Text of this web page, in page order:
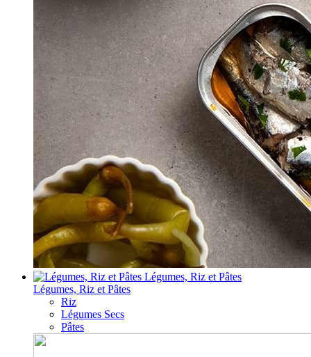
Légumes, Riz et Pâtes
Légumes, Riz et Pâtes
Riz
Légumes Secs
Pâtes